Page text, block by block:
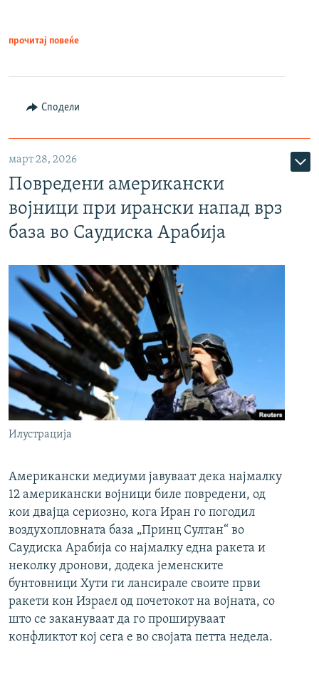
прочитај повеќе
Сподели
март 28, 2026
Повредени американски
војници при ирански напад врз
база во Саудиска Арабија
Илустрација
Американски медиуми јавуваат дека најмалку
12 американски војници биле повредени, од
кои двајца сериозно, кога Иран го погодил
воздухопловната база „Принц Султан“ во
Саудиска Арабија со најмалку една ракета и
неколку дронови, додека јеменските
бунтовници Хути ги лансирале своите први
ракети кон Израел од почетокот на војната, со
што се закануваат да го прошируваат
конфликтот кој сега е во својата петта недела.